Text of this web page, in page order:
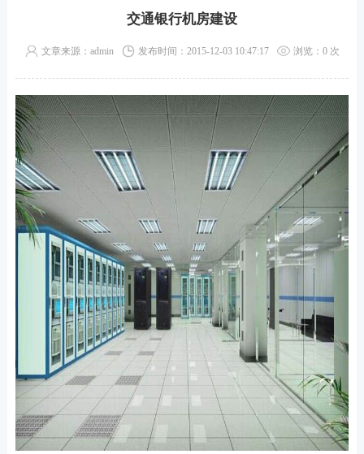
交通银行机房建设
文章来源：admin 发布时间：2015-12-03 10:47:17 浏览： 0次